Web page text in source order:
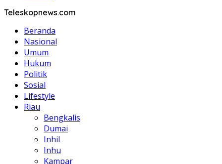
Teleskopnews.com
Beranda
Nasional
Umum
Hukum
Politik
Sosial
Lifestyle
Riau
Bengkalis
Dumai
Inhil
Inhu
Kampar